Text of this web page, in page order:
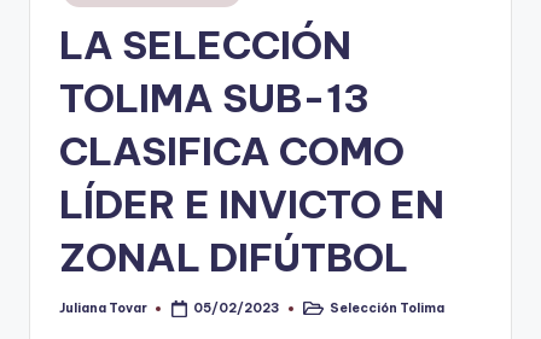
V
o
en
LA SELECCIÓN
TOLIMA SUB-13
CLASIFICA COMO
LÍDER E INVICTO EN
ZONAL DIFÚTBOL
Publicado
Juliana Tovar 05/02/2023
Publicado
Selección Tolima